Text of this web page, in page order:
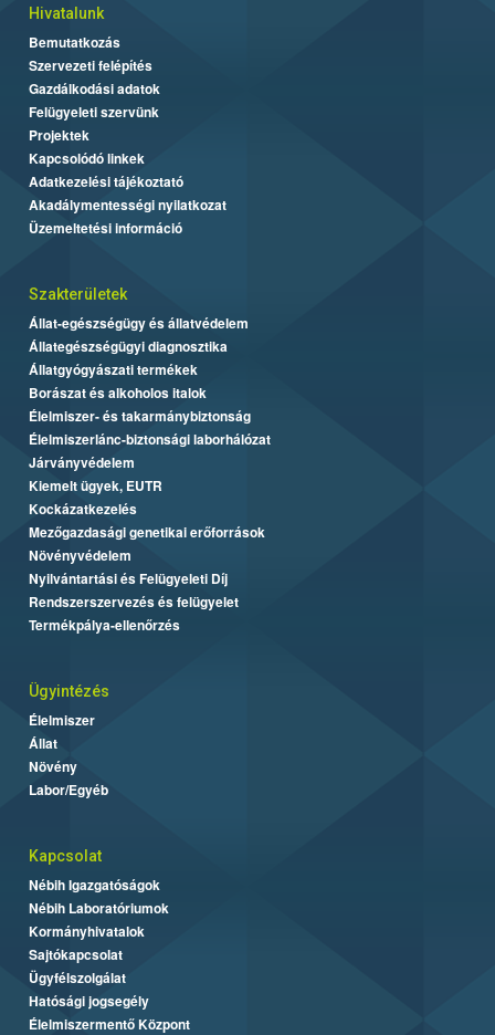
Hivatalunk
Bemutatkozás
Szervezeti felépítés
Gazdálkodási adatok
Felügyeleti szervünk
Projektek
Kapcsolódó linkek
Adatkezelési tájékoztató
Akadálymentességi nyilatkozat
Üzemeltetési információ
Szakterületek
Állat-egészségügy és állatvédelem
Állategészségügyi diagnosztika
Állatgyógyászati termékek
Borászat és alkoholos italok
Élelmiszer- és takarmánybiztonság
Élelmiszerlánc-biztonsági laborhálózat
Járványvédelem
Kiemelt ügyek, EUTR
Kockázatkezelés
Mezőgazdasági genetikai erőforrások
Növényvédelem
Nyilvántartási és Felügyeleti Díj
Rendszerszervezés és felügyelet
Termékpálya-ellenőrzés
Ügyintézés
Élelmiszer
Állat
Növény
Labor/Egyéb
Kapcsolat
Nébih Igazgatóságok
Nébih Laboratóriumok
Kormányhivatalok
Sajtókapcsolat
Ügyfélszolgálat
Hatósági jogsegély
Élelmiszermentő Központ